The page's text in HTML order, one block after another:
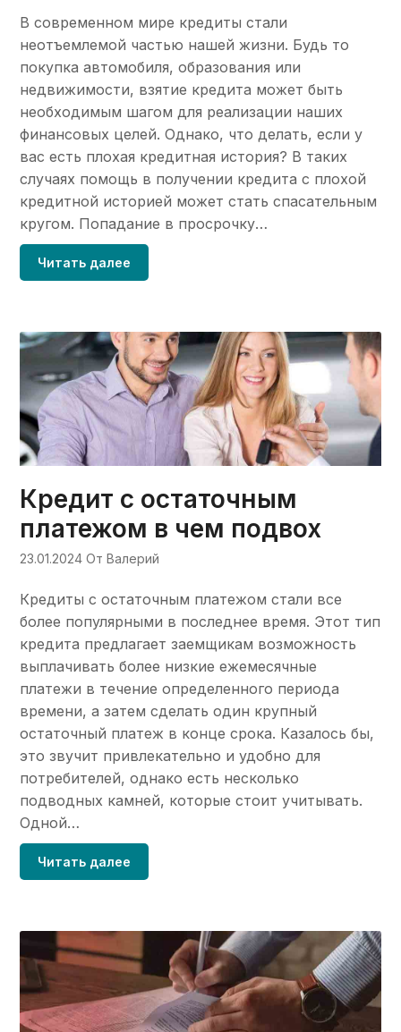
В современном мире кредиты стали
неотъемлемой частью нашей жизни. Будь то
покупка автомобиля, образования или
недвижимости, взятие кредита может быть
необходимым шагом для реализации наших
финансовых целей. Однако, что делать, если у
вас есть плохая кредитная история? В таких
случаях помощь в получении кредита с плохой
кредитной историей может стать спасательным
кругом. Попадание в просрочку…
Читать далее
Кредит с остаточным
платежом в чем подвох
23.01.2024 От Валерий
Кредиты с остаточным платежом стали все
более популярными в последнее время. Этот тип
кредита предлагает заемщикам возможность
выплачивать более низкие ежемесячные
платежи в течение определенного периода
времени, а затем сделать один крупный
остаточный платеж в конце срока. Казалось бы,
это звучит привлекательно и удобно для
потребителей, однако есть несколько
подводных камней, которые стоит учитывать.
Одной…
Читать далее